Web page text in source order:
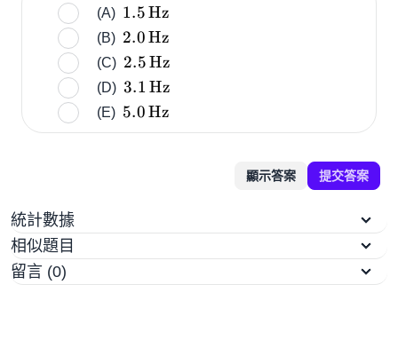
(A) 1.5 \,
\text{Hz}
1.5Hz
(B) 2.0 \,
\text{Hz}
2.0Hz
(C) 2.5 \,
\text{Hz}
2.5Hz
(D) 3.1 \,
\text{Hz}
3.1Hz
(E) 5.0 \,
\text{Hz}
5.0Hz
顯示答案 提交答案
統計數據
相似題目
留言 (0)